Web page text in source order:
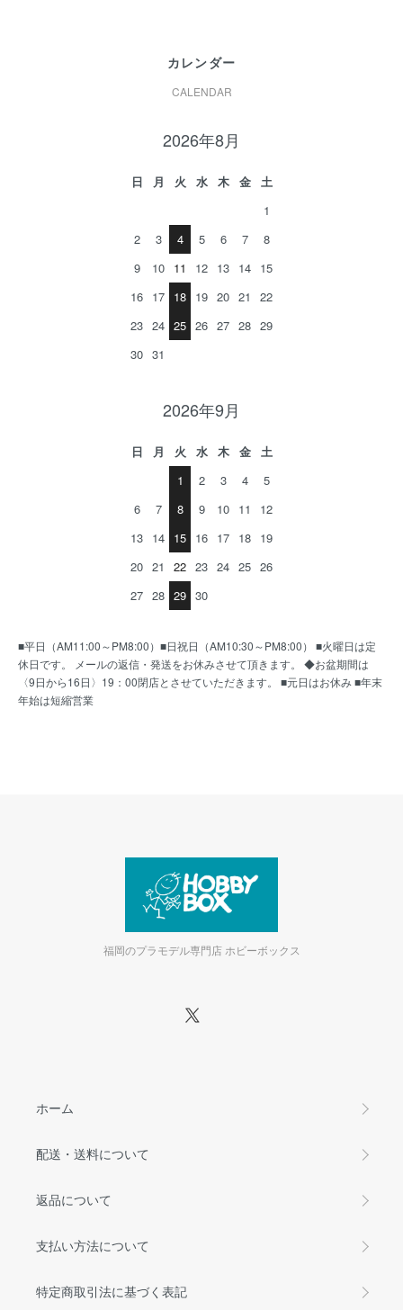
カレンダー
CALENDAR
2026年8月
日 月 火 水 木 金
土
1
2
3 4 5 6 7
8
9
10 11 12 13 14 15
16 17 18 19 20 21
22
23 24 25 26 27 28 29
30 31
2026年9月
日 月 火 水 木 金
土
1
2 3 4
5
6
7 8 9 10 11
12
13 14 15 16 17 18 19
20 21 22 23 24 25 26
27 28 29 30
■平日（AM11:00～PM8:00）■日祝日（AM10:30～PM8:00） ■火曜日は定
休日です。 メールの返信・発送をお休みさせて頂きます。 ◆お盆期間は
〈9日から16日〉19：00閉店とさせていただきます。 ■元日はお休み ■年末
年始は短縮営業
福岡のプラモデル専門店 ホビーボックス
ホーム
配送・送料について
返品について
支払い方法について
特定商取引法に基づく表記